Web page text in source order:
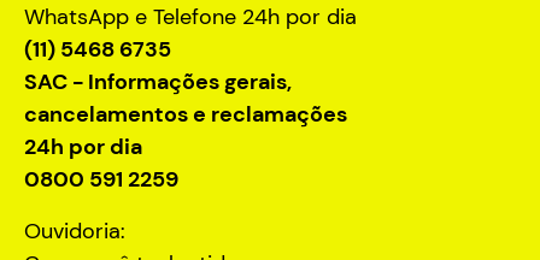
WhatsApp e Telefone 24h por dia
(11) 5468 6735
SAC - Informações gerais,
cancelamentos e reclamações
24h por dia
0800 591 2259
Ouvidoria: